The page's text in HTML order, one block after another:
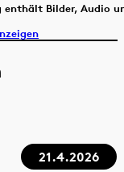
enthält Bilder, Audio
21.4.2026